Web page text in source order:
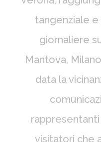
tangenziale
giornaliere
Mantova,
data la
visitatori che